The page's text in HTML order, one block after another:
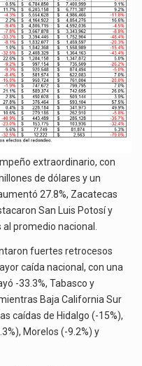
extraordinario, con
de dólares y un
27.8%, Zacatecas
San Luis Potosí y
promedio nacional.
fuertes retrocesos
caída nacional, con una
-33.3%, Tabasco y
Baja California Sur
caídas de Hidalgo (-15%),
Morelos (-9.2%) y